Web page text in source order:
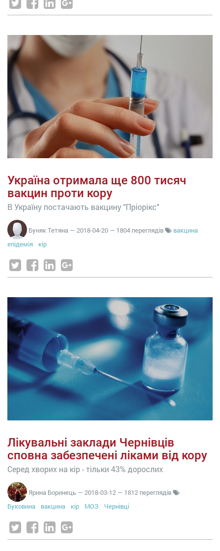
Україна отримала ще 800 тисяч
вакцин проти кору
В Україну постачають вакцину "Пріорікс"
Буняк Тетяна — 2018-04-20 — 1804 переглядів
вакцина
епідемія
кір
Лікувальні заклади Чернівців
сповна забезпечені ліками від кору
Серед хворих на кір - тільки 43% дорослих
Ярина Боринець — 2018-03-12 — 1812 переглядів
Буковина
вакцина кір МОЗ Чернівці